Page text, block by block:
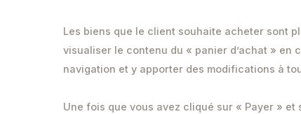
Les biens que le client souhaite acheter sont
visualiser le contenu du « panier d’achat »
navigation et y apporter des modifications à
Une fois que vous avez cliqué sur « Payer »